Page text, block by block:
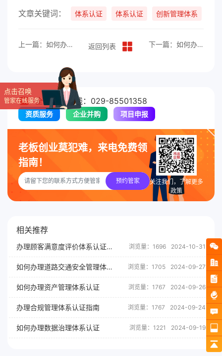
文章关键词： 体系认证 体系认证 创新管理体系
上一篇：如何办理建筑节能产品认证？ 返回列表 下一篇：如何办理工程绿色施工企业评价体系认证？
全国服务热线：029-85501358
资质服务 企业并购 项目申报
老板创业莫犯难，来电免费领
指南！
预约管家
关注我们，了解更多
政策
相关推荐
办理顾客满意度评价体系认证有什么用？ 浏览量：1696 2024-10-31
如何办理道路交通安全管理体系认证 浏览量：1705 2024-09-27
如何办理资产管理体系认证 浏览量：1767 2024-09-26
办理合规管理体系认证指南 浏览量：1767 2024-09-24
如何办理数据治理体系认证 浏览量：1221 2024-09-19
点击召唤
管家在线服务